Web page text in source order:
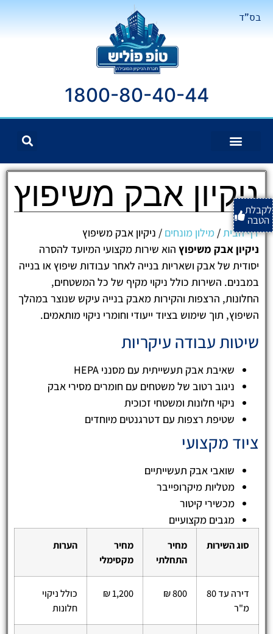
בס"ד
1800-80-40-44
לקבלת
הטבה
ניקיון אבק משיפוץ
דף הבית/ מילון מונחים / ניקיון אבק משיפוץ
ניקיון אבק משיפוץ הוא שירות מקצועי המיועד להסרה
יסודית של אבק ושאריות בנייה לאחר עבודות שיפוץ או בנייה
במבנים. השירות כולל ניקוי מקיף של כל המשטחים,
החלונות, הרצפות והקירות מאבק בנייה עיקש שנוצר במהלך
השיפוץ, תוך שימוש בציוד ייעודי וחומרי ניקוי מותאמים.
שיטות עבודה עיקריות
שאיבת אבק תעשייתית עם מסנני HEPA
ניגוב רטוב של משטחים עם חומרים מסירי אבק
ניקוי חלונות ומשטחי זכוכית
שטיפת רצפות עם דטרגנטים מיוחדים
ציוד מקצועי
שואבי אבק תעשייתיים
מטליות מיקרופייבר
מכשירי קיטור
מגבים מקצועיים
סוג השירות
מחיר
התחלתי
מחיר
מקסימלי
הערות
דירה עד 80
מ"ר
800 ₪
1,200 ₪
כולל ניקוי
חלונות